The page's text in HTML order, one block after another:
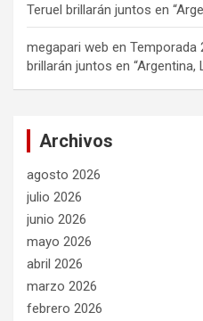
Teruel brillarán juntos en
megapari web en Temporada
brillarán juntos en “Argentina,
Archivos
agosto 2026
julio 2026
junio 2026
mayo 2026
abril 2026
marzo 2026
febrero 2026